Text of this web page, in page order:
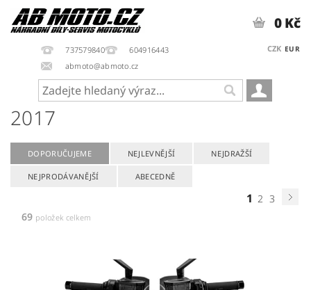
737579840
604916443
abmoto@abmoto.cz
CZK EUR
0 Kč
2017
DOPORUČUJEME NEJLEVNĚJŠÍ NEJDRAŽŠÍ
NEJPRODÁVANĚJŠÍ ABECEDNĚ
1 2 3
69 položek celkem